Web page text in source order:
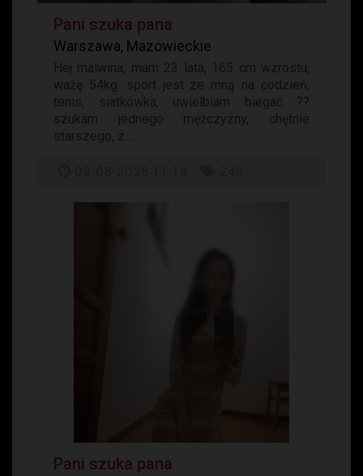
Pani szuka pana
Warszawa, Mazowieckie
Hej malwina, mam 23 lata, 165 cm wzrostu,
ważę 54kg. sport jest ze mną na codzień,
tenis, siatkówka, uwielbiam biegać ??
szukam jednego mężczyzny, chętnie
starszego, z...
Pani szuka pana